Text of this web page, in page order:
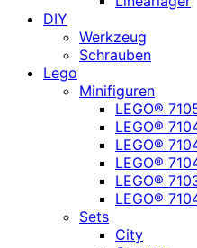
DIY
Werkzeug
Schrauben
Lego
Minifiguren
LEGO®
LEGO®
LEGO®
LEGO®
LEGO®
LEGO®
Sets
City